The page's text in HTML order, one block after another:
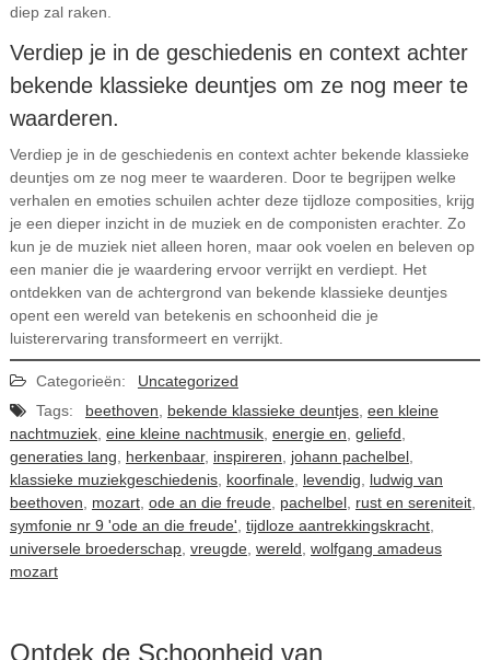
diep zal raken.
Verdiep je in de geschiedenis en context achter
bekende klassieke deuntjes om ze nog meer te
waarderen.
Verdiep je in de geschiedenis en context achter bekende klassieke
deuntjes om ze nog meer te waarderen. Door te begrijpen welke
verhalen en emoties schuilen achter deze tijdloze composities, krijg
je een dieper inzicht in de muziek en de componisten erachter. Zo
kun je de muziek niet alleen horen, maar ook voelen en beleven op
een manier die je waardering ervoor verrijkt en verdiept. Het
ontdekken van de achtergrond van bekende klassieke deuntjes
opent een wereld van betekenis en schoonheid die je
luisterervaring transformeert en verrijkt.
Categorieën:
Uncategorized
Tags:
beethoven bekende klassieke deuntjes, een kleine
nachtmuziek, eine kleine nachtmusik, energie en geliefd
generaties lang
herkenbaar, inspireren johann pachelbel,
klassieke muziekgeschiedenis, koorfinale, levendig
ludwig van
beethoven
mozart, ode an die freude, pachelbel, rust en sereniteit,
symfonie nr 9 'ode an die freude' tijdloze aantrekkingskracht,
universele broederschap, vreugde, wereld wolfgang amadeus
mozart
Ontdek de Schoonheid van